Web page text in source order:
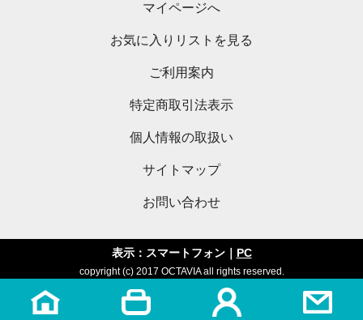
マイページへ
お気に入りリストを見る
ご利用案内
特定商取引法表示
個人情報の取扱い
サイトマップ
お問い合わせ
表示：スマートフォン｜ PC
copyright (c) 2017 OCTAVIA all rights reserved.